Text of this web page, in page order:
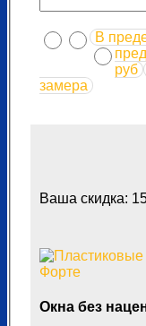
В
руб
замера
Ваша скидка:
Окна без